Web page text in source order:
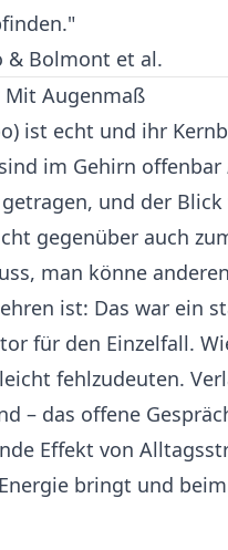
& Bolmont et al.
Mit Augenmaß
ist echt und ihr
im Gehirn offenbar
und der
gegenüber auch
man könne
ist: Das war ein
für den Einzelfall.
fehlzudeuten.
– das offene
Effekt von
bringt und